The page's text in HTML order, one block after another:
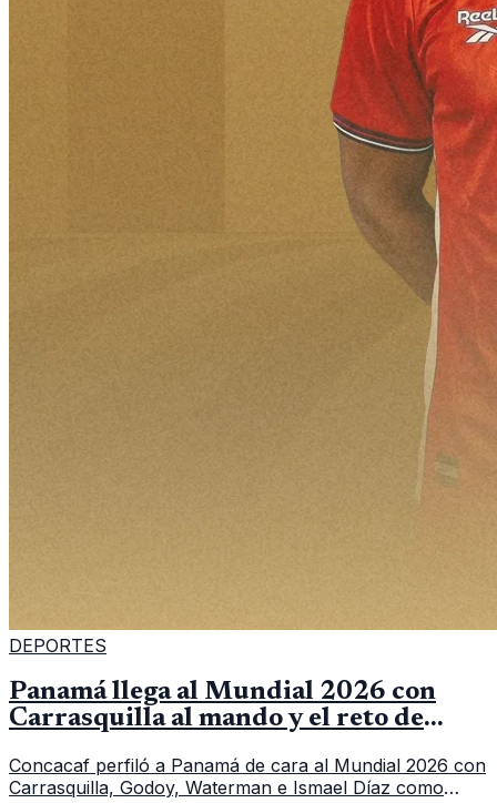
DEPORTES
Panamá llega al Mundial 2026 con
Carrasquilla al mando y el reto de
Concacaf perfiló a Panamá de cara al Mundial 2026 con
Carrasquilla, Godoy, Waterman e Ismael Díaz como